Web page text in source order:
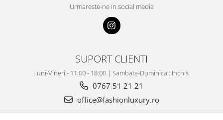
Urmareste-ne in social media
SUPORT CLIENTI
Luni-Vineri - 11:00 - 18:00 | Sambata-Duminica : Inchis.
0767 51 21 21
office@fashionluxury.ro